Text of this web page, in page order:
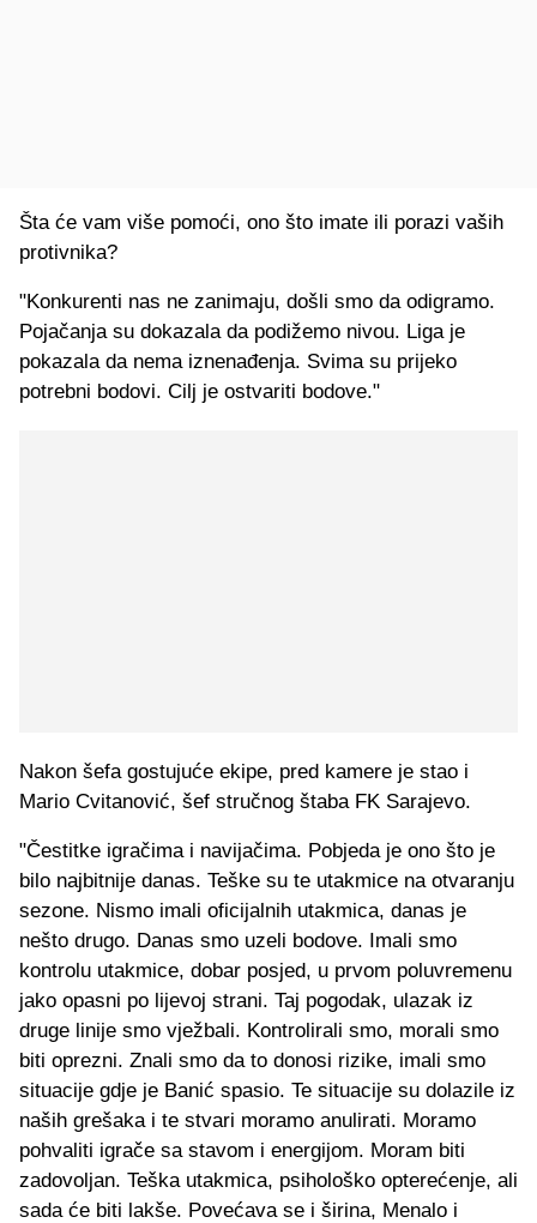
Šta će vam više pomoći, ono što imate ili porazi vaših
protivnika?
"Konkurenti nas ne zanimaju, došli smo da odigramo.
Pojačanja su dokazala da podižemo nivou. Liga je
pokazala da nema iznenađenja. Svima su prijeko
potrebni bodovi. Cilj je ostvariti bodove."
Nakon šefa gostujuće ekipe, pred kamere je stao i
Mario Cvitanović, šef stručnog štaba FK Sarajevo.
"Čestitke igračima i navijačima. Pobjeda je ono što je
bilo najbitnije danas. Teške su te utakmice na otvaranju
sezone. Nismo imali oficijalnih utakmica, danas je
nešto drugo. Danas smo uzeli bodove. Imali smo
kontrolu utakmice, dobar posjed, u prvom poluvremenu
jako opasni po lijevoj strani. Taj pogodak, ulazak iz
druge linije smo vježbali. Kontrolirali smo, morali smo
biti oprezni. Znali smo da to donosi rizike, imali smo
situacije gdje je Banić spasio. Te situacije su dolazile iz
naših grešaka i te stvari moramo anulirati. Moramo
pohvaliti igrače sa stavom i energijom. Moram biti
zadovoljan. Teška utakmica, psihološko opterećenje, ali
sada će biti lakše. Povećava se i širina, Menalo i